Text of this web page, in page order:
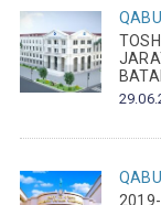
QABUL
QABUL
2019-